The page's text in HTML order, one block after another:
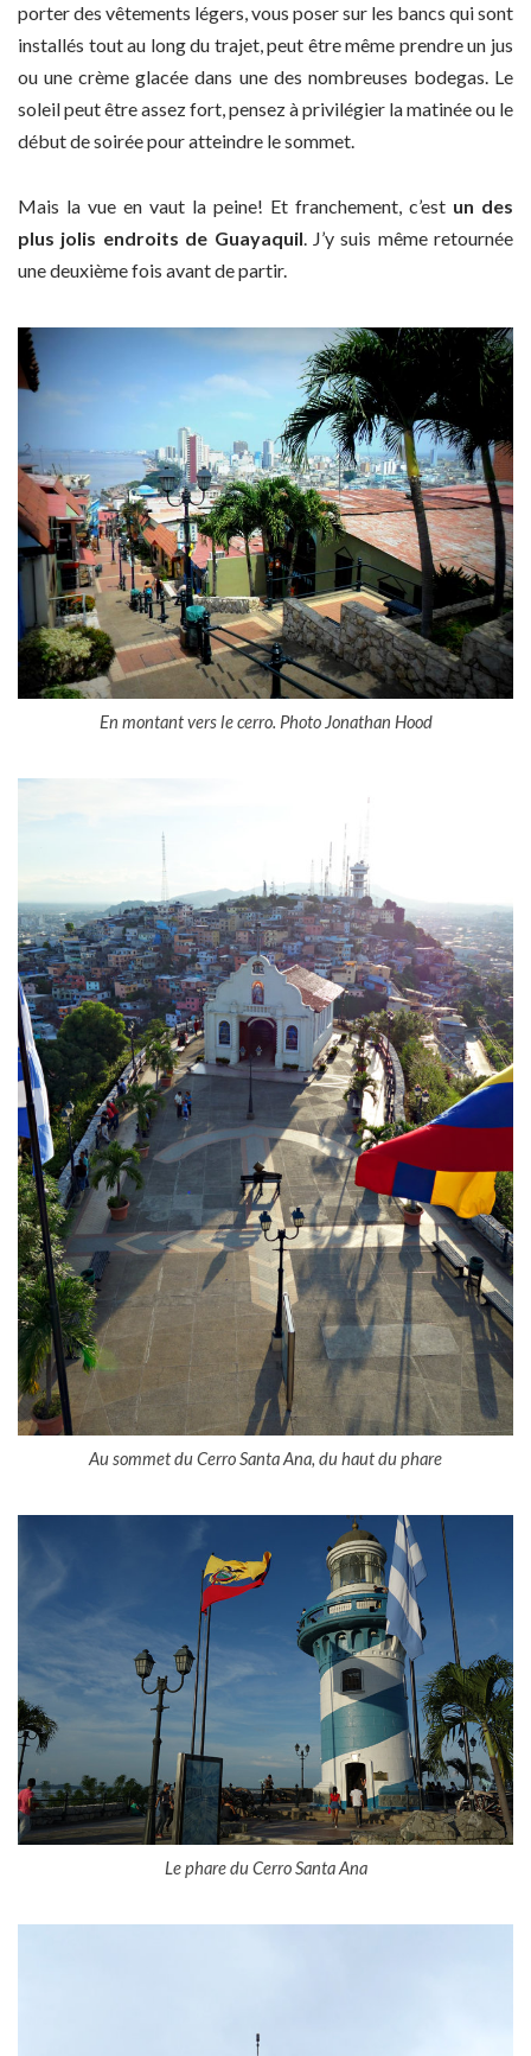
porter des vêtements légers, vous poser sur les bancs qui sont
installés tout au long du trajet, peut être même prendre un jus
ou une crème glacée dans une des nombreuses bodegas. Le
soleil peut être assez fort, pensez à privilégier la matinée ou le
début de soirée pour atteindre le sommet.
Mais la vue en vaut la peine! Et franchement, c’est un des
plus jolis endroits de Guayaquil . J’y suis même retournée
une deuxième fois avant de partir.
En montant vers le cerro. Photo Jonathan Hood
Au sommet du Cerro Santa Ana, du haut du phare
Le phare du Cerro Santa Ana